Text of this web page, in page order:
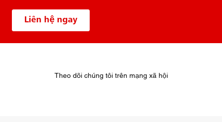
Liên hệ ngay
Theo dõi chúng tôi trên mạng xã hội